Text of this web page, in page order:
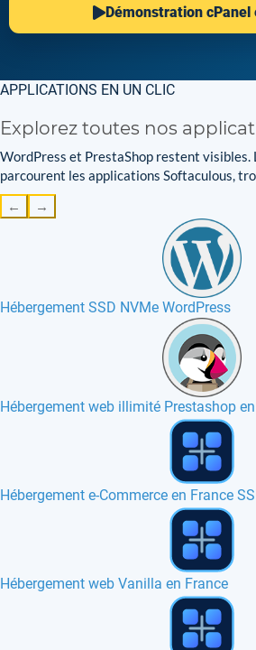
Démonstration cPanel
APPLICATIONS EN UN CLIC
Explorez toutes nos
WordPress et PrestaShop restent
parcourent les applications Softaculous,
← →
Hébergement SSD NVMe WordPress
Hébergement web illimité Prestashop
VPS SSD au Portugal
VPS SSD en Italie